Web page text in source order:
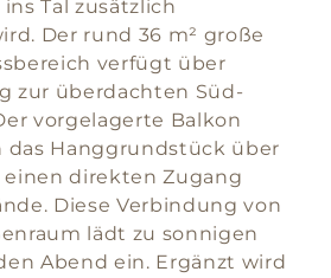
Tal zusätzlich
Der rund 36 m² große
verfügt über
zur überdachten Süd-
vorgelagerte Balkon
Hanggrundstück über
direkten Zugang
Diese Verbindung von
lädt zu sonnigen
Abend ein. Ergänzt wird